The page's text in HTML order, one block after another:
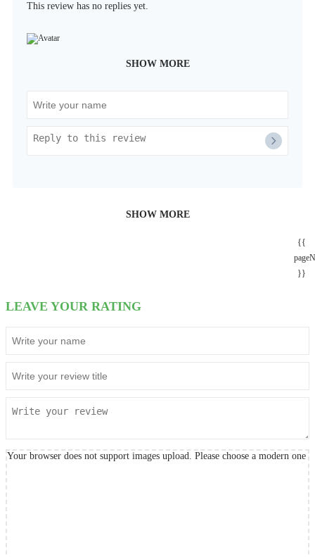
This review has no replies yet.
SHOW MORE
SHOW MORE
{{
}}
LEAVE YOUR RATING
Your browser does not support images upload. Please choose a modern one